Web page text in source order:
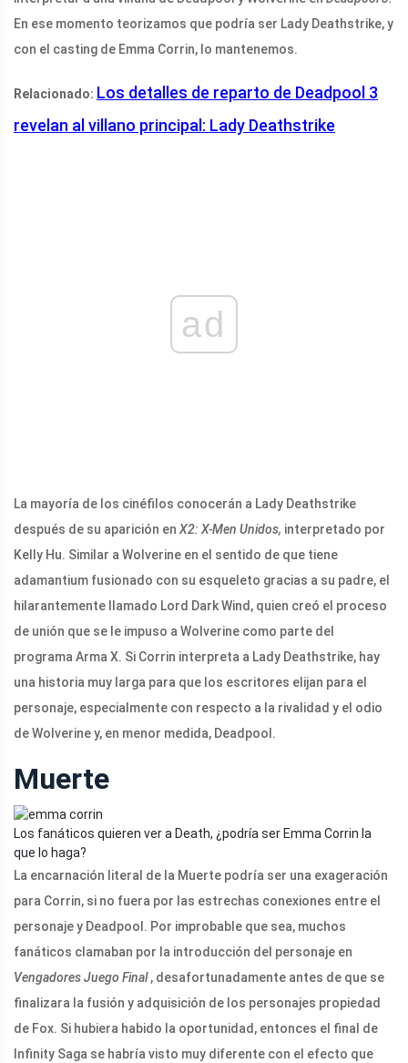
En ese momento teorizamos que podría ser Lady Deathstrike, y
con el casting de Emma Corrin, lo mantenemos.
Relacionado: Los detalles de reparto de Deadpool 3
revelan al villano principal: Lady Deathstrike
ad
La mayoría de los cinéfilos conocerán a Lady Deathstrike
después de su aparición en X2: X-Men Unidos, interpretado por
Kelly Hu. Similar a Wolverine en el sentido de que tiene
adamantium fusionado con su esqueleto gracias a su padre, el
hilarantemente llamado Lord Dark Wind, quien creó el proceso
de unión que se le impuso a Wolverine como parte del
programa Arma X. Si Corrin interpreta a Lady Deathstrike, hay
una historia muy larga para que los escritores elijan para el
personaje, especialmente con respecto a la rivalidad y el odio
de Wolverine y, en menor medida, Deadpool.
Muerte
Los fanáticos quieren ver a Death, ¿podría ser Emma Corrin la
que lo haga?
La encarnación literal de la Muerte podría ser una exageración
para Corrin, si no fuera por las estrechas conexiones entre el
personaje y Deadpool. Por improbable que sea, muchos
fanáticos clamaban por la introducción del personaje en
Vengadores Juego Final, desafortunadamente antes de que se
finalizara la fusión y adquisición de los personajes propiedad
de Fox. Si hubiera habido la oportunidad, entonces el final de
Infinity Saga se habría visto muy diferente con el efecto que